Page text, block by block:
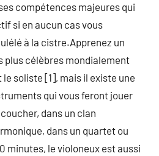
compétences majeures qui
si en aucun cas vous
à la cistre.Apprenez un
plus célèbres mondialement
soliste [1], mais il existe une
qui vous feront jouer
dans un clan
dans un quartet ou
minutes, le violoneux est aussi